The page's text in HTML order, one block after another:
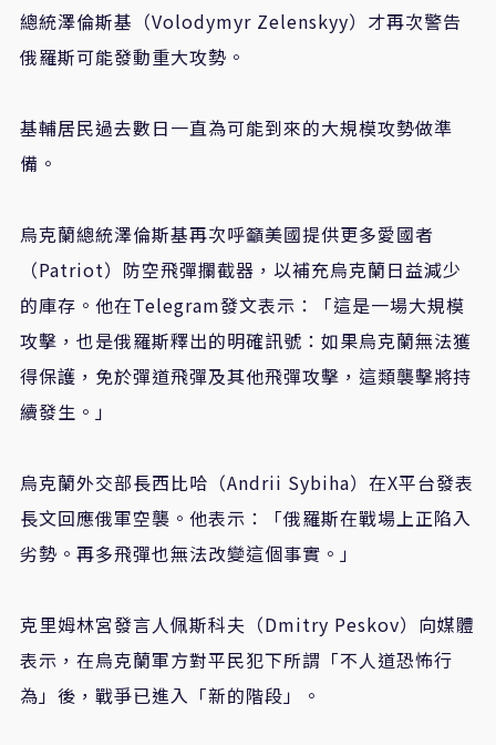
總統澤倫斯基（Volodymyr Zelenskyy）才再次警告
俄羅斯可能發動重大攻勢。
基輔居民過去數日一直為可能到來的大規模攻勢做準
備。
烏克蘭總統澤倫斯基再次呼籲美國提供更多愛國者
（Patriot）防空飛彈攔截器，以補充烏克蘭日益減少
的庫存。他在Telegram發文表示：「這是一場大規模
攻擊，也是俄羅斯釋出的明確訊號：如果烏克蘭無法獲
得保護，免於彈道飛彈及其他飛彈攻擊，這類襲擊將持
續發生。」
烏克蘭外交部長西比哈（Andrii Sybiha）在X平台發表
長文回應俄軍空襲。他表示：「俄羅斯在戰場上正陷入
劣勢。再多飛彈也無法改變這個事實。」
克里姆林宮發言人佩斯科夫（Dmitry Peskov）向媒體
表示，在烏克蘭軍方對平民犯下所謂「不人道恐怖行
為」後，戰爭已進入「新的階段」。